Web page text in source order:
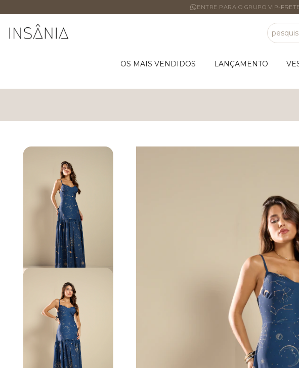
ENTRE PARA O GRUPO VIP-
OS MAIS VENDIDOS LANÇAMENTO